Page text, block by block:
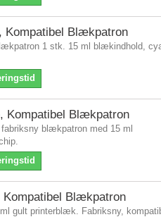
Kompatibel Blækpatron
1 stk. 15 ml blækindhold,
Kompatibel Blækpatron
blækpatron med 15 ml
Kompatibel Blækpatron
gult printerblæk. Fabriksny,